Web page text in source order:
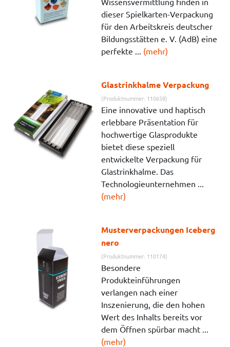
dieser Spielkarten-Verpackung
für den Arbeitskreis deutscher
Bildungsstätten e. V. (AdB) eine
perfekte ... (mehr)
Glastrinkhalme Verpackung
(Produktnummer: 110658)
Eine innovative und haptisch
erlebbare Präsentation für
hochwertige Glasprodukte
bietet diese speziell
entwickelte Verpackung für
Glastrinkhalme. Das
Technologieunternehmen ...
(mehr)
Musterverpackungen Iceberg
nero
(Produktnummer: 110174)
Besondere
Produkteinführungen
verlangen nach einer
Inszenierung, die den hohen
Wert des Inhalts bereits vor
dem Öffnen spürbar macht ...
(mehr)